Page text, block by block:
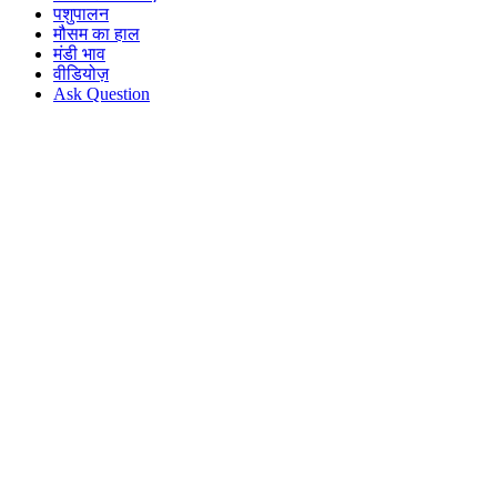
पशुपालन
मौसम का हाल
मंडी भाव
वीडियोज़
Ask Question